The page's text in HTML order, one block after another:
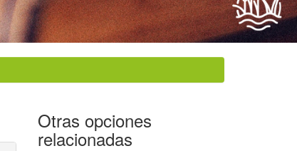
Otras opciones
relacionadas